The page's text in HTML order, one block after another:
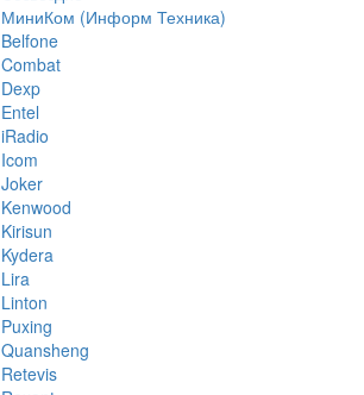
МиниКом (Информ Техника)
Belfone
Combat
Dexp
Entel
iRadio
Icom
Joker
Kenwood
Kirisun
Kydera
Lira
Linton
Puxing
Quansheng
Retevis